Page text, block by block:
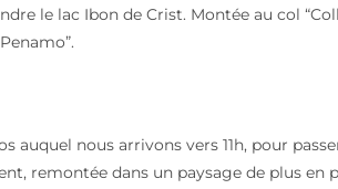
le lac Ibon de Crist. Montée au col
auquel nous arrivons vers 11h, pour
remontée dans un paysage de plus en